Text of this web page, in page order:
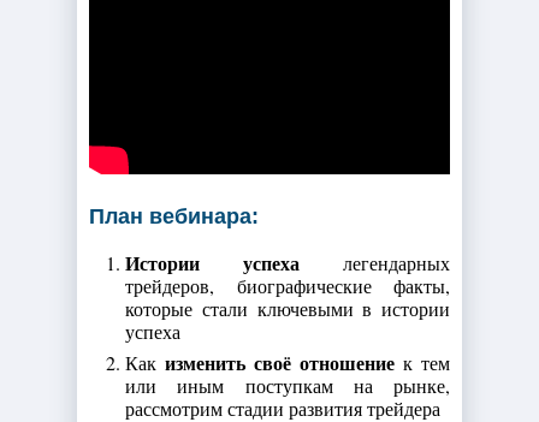
План вебинара:
Истории успеха легендарных
трейдеров, биографические факты,
которые стали ключевыми в истории
успеха
Как изменить своё отношение к тем
или иным поступкам на рынке,
рассмотрим стадии развития трейдера